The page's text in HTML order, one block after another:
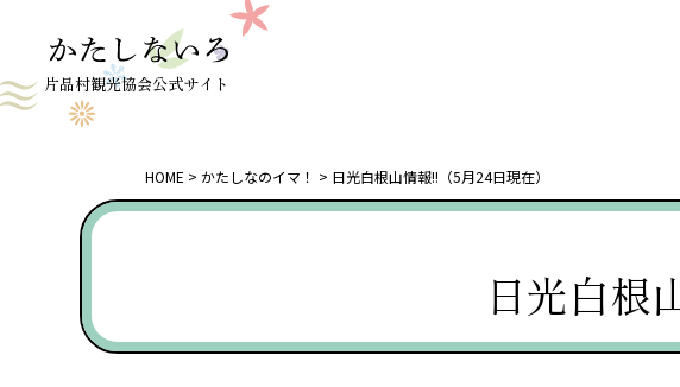
片品村観光協会公式サイト
HOME かたしなのイマ！ 日光白根山情報!!（5月24日現在）
日光白根